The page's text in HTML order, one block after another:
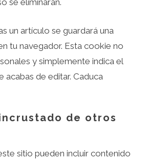
se eliminarán.
un artículo se guardará una
tu navegador. Esta cookie no
y simplemente indica el
acabas de editar. Caduca
de otros
sitio pueden incluir contenido